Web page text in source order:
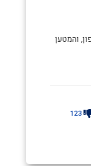
והמטען
123